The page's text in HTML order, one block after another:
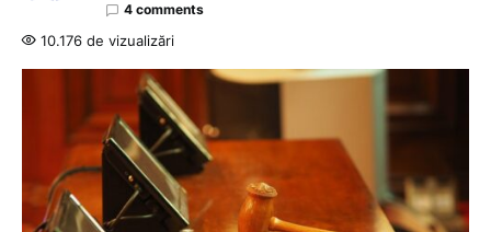
4 comments
10.176 de vizualizări